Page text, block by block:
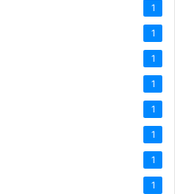
1
1
1
1
1
1
1
1